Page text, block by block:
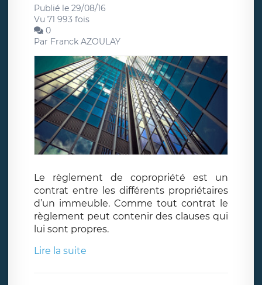
Publié le 29/08/16
Vu 71 993 fois
0
Par Franck AZOULAY
Le règlement de copropriété est un
contrat entre les différents propriétaires
d’un immeuble. Comme tout contrat le
règlement peut contenir des clauses qui
lui sont propres.
Lire la suite